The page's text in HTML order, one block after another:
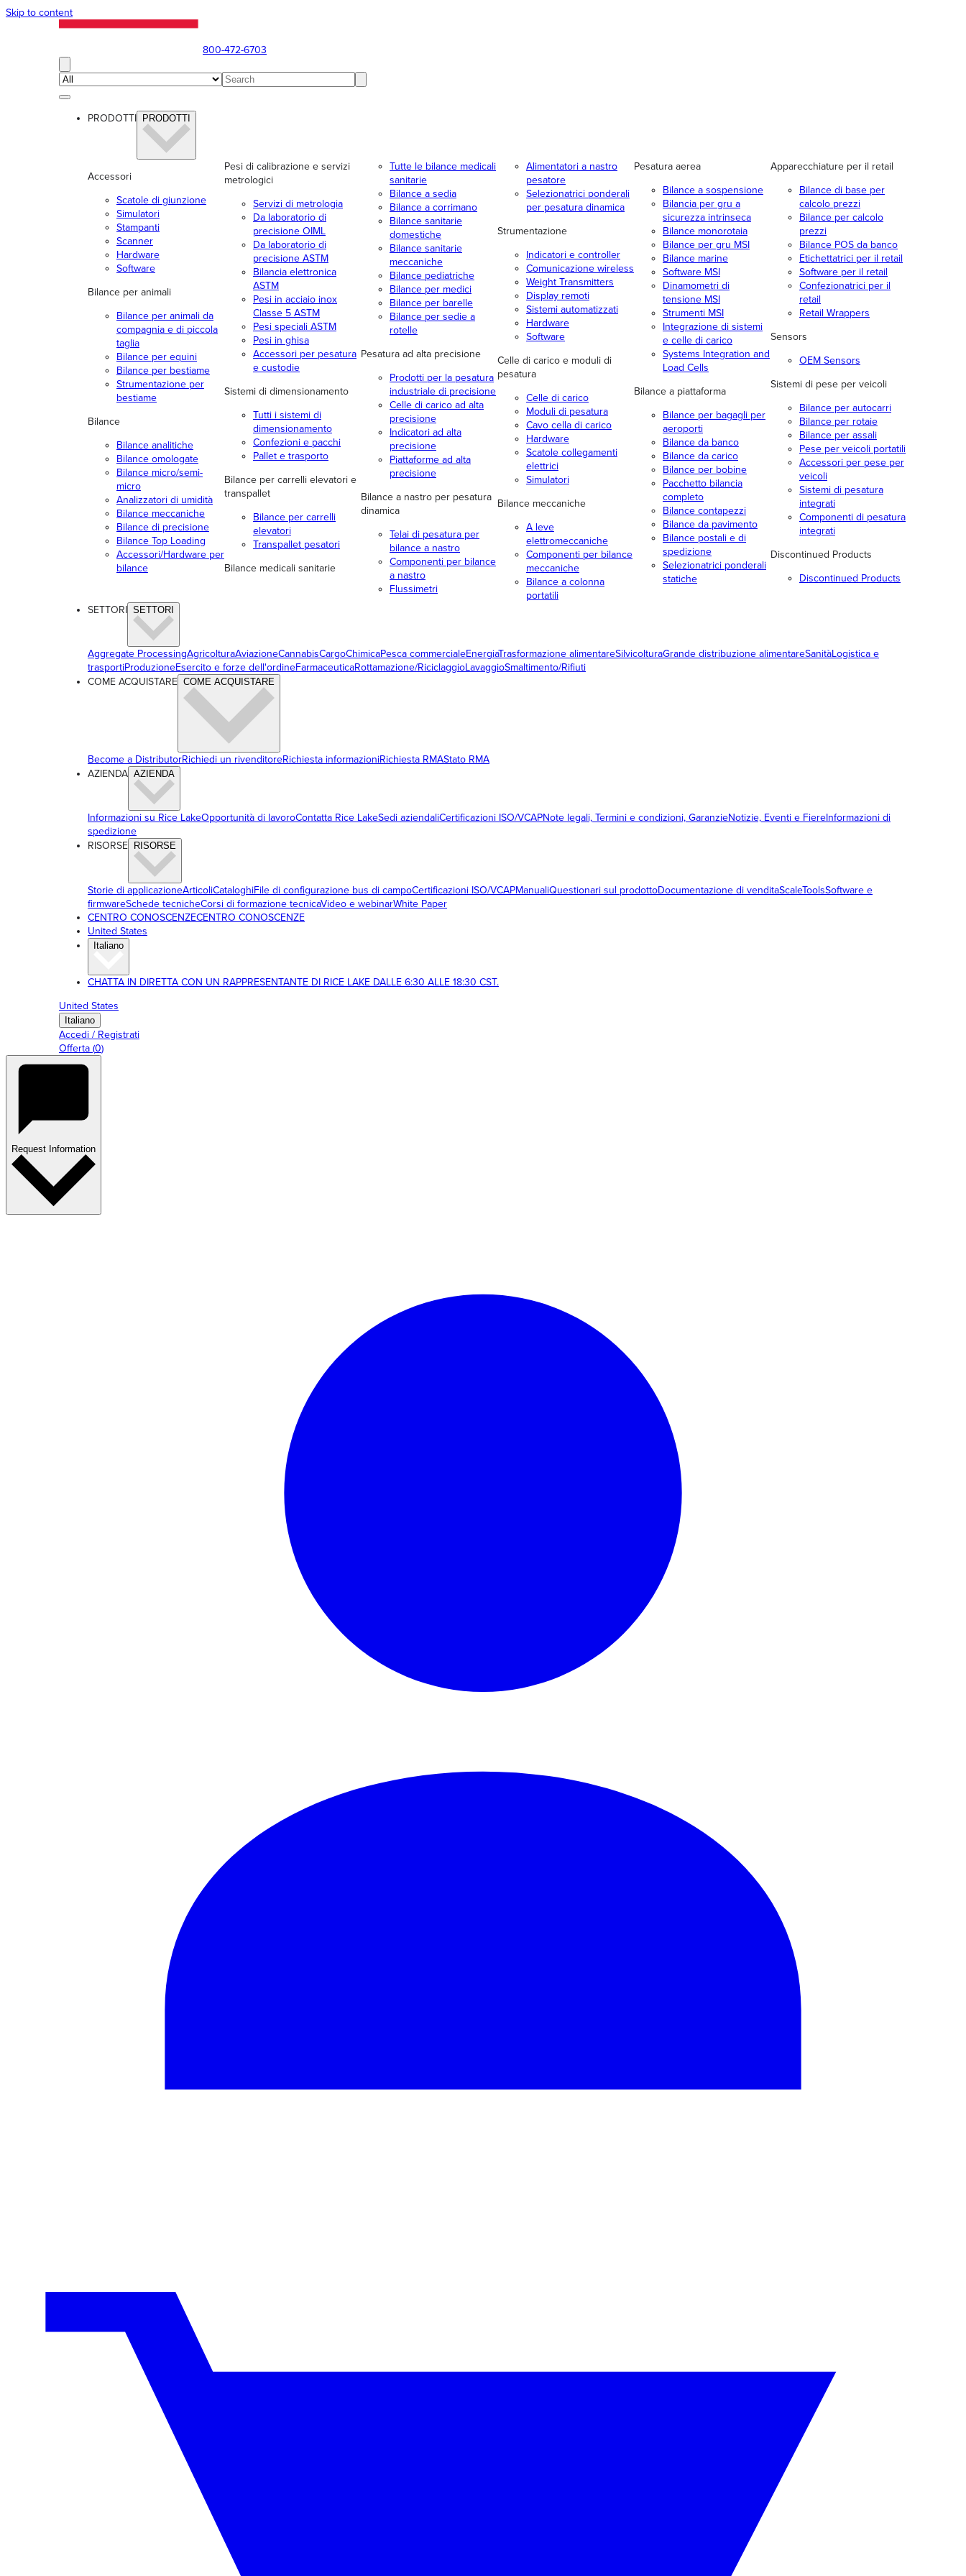
Skip to content
800-472-6703
PRODOTTI PRODOTTI
Accessori
Scatole di giunzione
Simulatori
Stampanti
Scanner
Hardware
Software
Bilance per animali
Bilance per animali da
compagnia e di piccola
taglia
Bilance per equini
Bilance per bestiame
Strumentazione per
bestiame
Bilance
Bilance analitiche
Bilance omologate
Bilance micro/semi-
micro
Analizzatori di umidità
Bilance meccaniche
Bilance di precisione
Bilance Top Loading
Accessori/Hardware per
bilance
Pesi di calibrazione e servizi
metrologici
Servizi di metrologia
Da laboratorio di
precisione OIML
Da laboratorio di
precisione ASTM
Bilancia elettronica
ASTM
Pesi in acciaio inox
Classe 5 ASTM
Pesi speciali ASTM
Pesi in ghisa
Accessori per pesatura
e custodie
Sistemi di dimensionamento
Tutti i sistemi di
dimensionamento
Confezioni e pacchi
Pallet e trasporto
Bilance per carrelli elevatori e
transpallet
Bilance per carrelli
elevatori
Transpallet pesatori
Bilance medicali sanitarie
Tutte le bilance medicali
sanitarie
Bilance a sedia
Bilance a corrimano
Bilance sanitarie
domestiche
Bilance sanitarie
meccaniche
Bilance pediatriche
Bilance per medici
Bilance per barelle
Bilance per sedie a
rotelle
Pesatura ad alta precisione
Prodotti per la pesatura
industriale di precisione
Celle di carico ad alta
precisione
Indicatori ad alta
precisione
Piattaforme ad alta
precisione
Bilance a nastro per pesatura
dinamica
Telai di pesatura per
bilance a nastro
Componenti per bilance
a nastro
Flussimetri
Alimentatori a nastro
pesatore
Selezionatrici ponderali
per pesatura dinamica
Strumentazione
Indicatori e controller
Comunicazione wireless
Weight Transmitters
Display remoti
Sistemi automatizzati
Hardware
Software
Celle di carico e moduli di
pesatura
Celle di carico
Moduli di pesatura
Cavo cella di carico
Hardware
Scatole collegamenti
elettrici
Simulatori
Bilance meccaniche
A leve
elettromeccaniche
Componenti per bilance
meccaniche
Bilance a colonna
portatili
Pesatura aerea
Bilance a sospensione
Bilancia per gru a
sicurezza intrinseca
Bilance monorotaia
Bilance per gru MSI
Bilance marine
Software MSI
Dinamometri di
tensione MSI
Strumenti MSI
Integrazione di sistemi
e celle di carico
Systems Integration and
Load Cells
Bilance a piattaforma
Bilance per bagagli per
aeroporti
Bilance da banco
Bilance da carico
Bilance per bobine
Pacchetto bilancia
completo
Bilance contapezzi
Bilance da pavimento
Bilance postali e di
spedizione
Selezionatrici ponderali
statiche
Apparecchiature per il retail
Bilance di base per
calcolo prezzi
Bilance per calcolo
prezzi
Bilance POS da banco
Etichettatrici per il retail
Software per il retail
Confezionatrici per il
retail
Retail Wrappers
Sensors
OEM Sensors
Sistemi di pese per veicoli
Bilance per autocarri
Bilance per rotaie
Bilance per assali
Pese per veicoli portatili
Accessori per pese per
veicoli
Sistemi di pesatura
integrati
Componenti di pesatura
integrati
Discontinued Products
Discontinued Products
SETTORI SETTORI
Aggregate ProcessingAgricolturaAviazioneCannabisCargoChimicaPesca commercialeEnergiaTrasformazione alimentareSilvicolturaGrande distribuzione alimentareSanitàLogistica e
trasportiProduzioneEsercito e forze dell'ordineFarmaceuticaRottamazione/RiciclaggioLavaggioSmaltimento/Rifiuti
COME ACQUISTARE COME ACQUISTARE
Become a DistributorRichiedi un rivenditoreRichiesta informazioniRichiesta RMAStato RMA
AZIENDA AZIENDA
Informazioni su Rice LakeOpportunità di lavoroContatta Rice LakeSedi aziendaliCertificazioni ISO/VCAPNote legali, Termini e condizioni, GaranzieNotizie, Eventi e FiereInformazioni di
spedizione
RISORSE
RISORSE
Storie di applicazioneArticoliCataloghiFile di configurazione bus di campoCertificazioni ISO/VCAPManualiQuestionari sul prodottoDocumentazione di venditaScaleToolsSoftware e
firmwareSchede tecnicheCorsi di formazione tecnicaVideo e webinarWhite Paper
CENTRO CONOSCENZECENTRO CONOSCENZE
United States
Italiano
CHATTA IN DIRETTA CON UN RAPPRESENTANTE DI RICE LAKE DALLE 6:30 ALLE 18:30 CST.
United States
Italiano
Accedi / Registrati
Offerta (0)
Request Information